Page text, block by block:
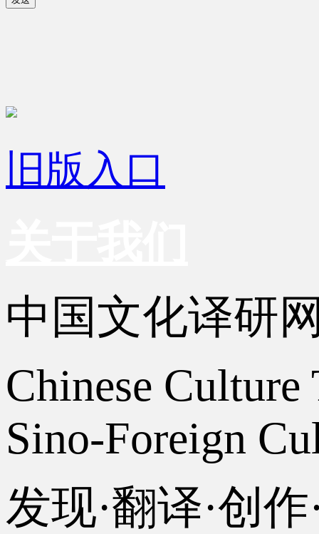
旧版入口
中国文化译研
Chinese
Sino-Foreign
发现·翻译·创